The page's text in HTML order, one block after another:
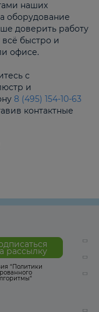
наших
оборудование
доверить работу
быстро и
офисе.
с
и
8 (495) 154-10-63
контактные
рассылку
“Политики